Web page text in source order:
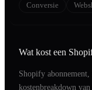
Conversie
Wat kost een
Shopify
kostenbreakdown